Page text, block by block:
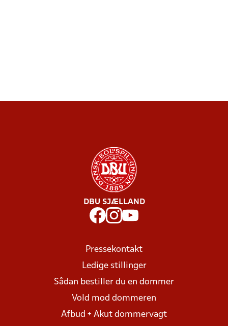
DBU SJÆLLAND
Pressekontakt
Ledige stillinger
Sådan bestiller du en dommer
Vold mod dommeren
Afbud + Akut dommervagt